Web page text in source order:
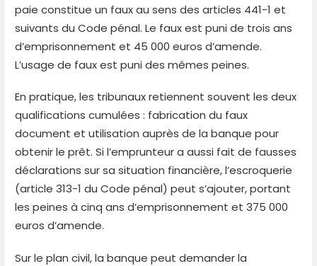
paie constitue un faux au sens des articles 441-1 et
suivants du Code pénal. Le faux est puni de trois ans
d’emprisonnement et 45 000 euros d’amende.
L’usage de faux est puni des mêmes peines.
En pratique, les tribunaux retiennent souvent les deux
qualifications cumulées : fabrication du faux
document et utilisation auprès de la banque pour
obtenir le prêt. Si l’emprunteur a aussi fait de fausses
déclarations sur sa situation financière, l’escroquerie
(article 313-1 du Code pénal) peut s’ajouter, portant
les peines à cinq ans d’emprisonnement et 375 000
euros d’amende.
Sur le plan civil, la banque peut demander la